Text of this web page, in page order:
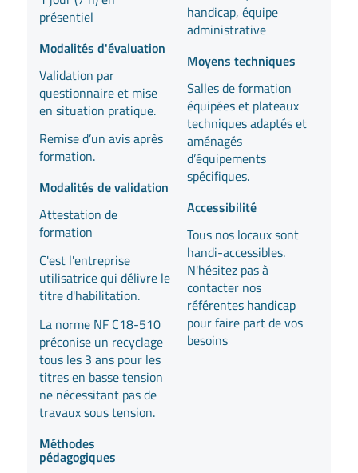
présentiel
Modalités d'évaluation
Validation par
questionnaire et mise
en situation pratique.
Remise d’un avis après
formation.
Modalités de validation
Attestation de
formation
C'est l'entreprise
utilisatrice qui délivre le
titre d'habilitation.
La norme NF C18-510
préconise un recyclage
tous les 3 ans pour les
titres en basse tension
ne nécessitant pas de
travaux sous tension.
Méthodes
pédagogiques
handicap, équipe
administrative
Moyens techniques
Salles de formation
équipées et plateaux
techniques adaptés et
aménagés
d’équipements
spécifiques.
Accessibilité
Tous nos locaux sont
handi-accessibles.
N'hésitez pas à
contacter nos
référentes handicap
pour faire part de vos
besoins